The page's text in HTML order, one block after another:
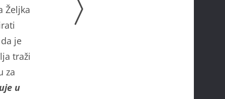
Željka
je
traži
za
u